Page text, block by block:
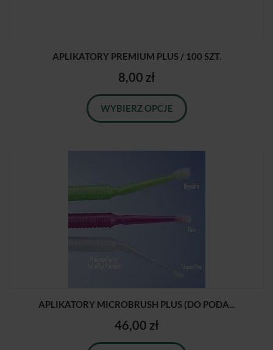
APLIKATORY PREMIUM PLUS / 100 SZT.
8,00 zł
WYBIERZ OPCJE
APLIKATORY MICROBRUSH PLUS (DO PODA...
46,00 zł